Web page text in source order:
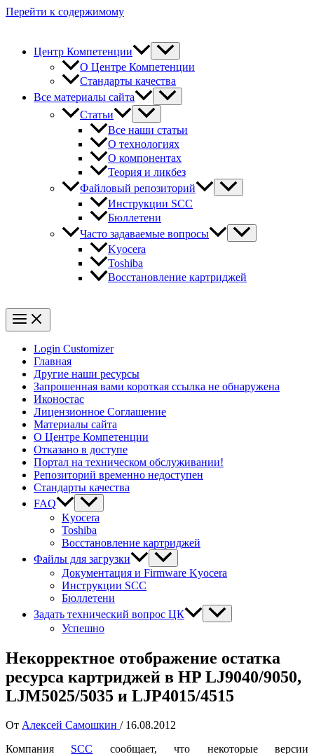
Перейти к содержимому
Центр Компетенции
О Центре Компетенции
Стандарты качества
Все материалы сайта
Статьи
Все наши статьи
О технологиях
О компонентах
Теория и ликбез
Файловый репозиторий
Инструкции SCC
Бюллетени
Часто задаваемые вопросы
Kyocera
Toshiba
Восстановление картриджей
Login Customizer
Главная
Другие наши ресурсы
Запрошенная вами короткая ссылка не обнаружена
Иконостас
Лицензионное Соглашение
Материалы сайта
О Центре Компетенции
Отказано в доступе
Портал на техническом обслуживании!
Репозиторий временно недоступен
Стандарты качества
FAQ
Kyocera
Toshiba
Восстановление картриджей
Файлы для загрузки
Документация и Firmware Kyocera
Инструкции SCC
Бюллетени
Задать технический вопрос ЦК
Успешно
Некорректное отображение остатка
ресурса картриджей в HP LJ9040/9050,
LJM5025/5035 и LJP4015/4515
От Алексей Самошкин / 16.08.2012
Компания SCC сообщает, что некоторые версии